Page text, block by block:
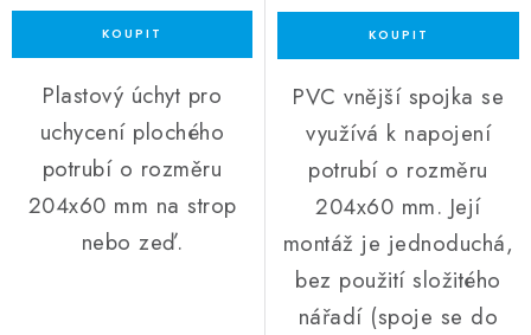
Plastový úchyt pro
uchycení plochého
potrubí o rozměru
204x60 mm na strop
nebo zeď.
PVC vnější spojka se
využívá k napojení
potrubí o rozměru
204x60 mm. Její
montáž je jednoduchá,
bez použití složitého
nářadí (spoje se do